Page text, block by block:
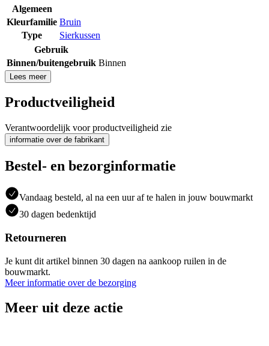
Algemeen
Kleurfamilie Bruin
Type
Sierkussen
Gebruik
Binnen/buitengebruik Binnen
Lees meer
Productveiligheid
Verantwoordelijk voor productveiligheid zie
informatie over de fabrikant
Bestel- en bezorginformatie
Vandaag besteld, al na een uur af te halen in jouw bouwmarkt
30 dagen bedenktijd
Retourneren
Je kunt dit artikel binnen 30 dagen na aankoop ruilen in de
bouwmarkt.
Meer informatie over de bezorging
Meer uit deze actie